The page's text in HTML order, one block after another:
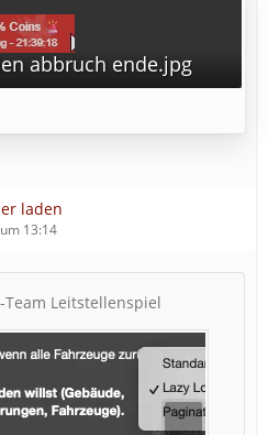
abbruch ende.jpg
laden
13:14
Leitstellenspiel